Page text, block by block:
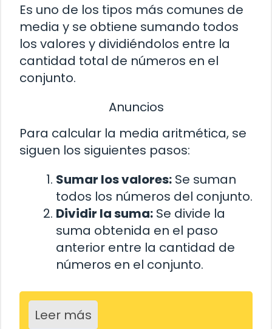
Es uno de los tipos más comunes de
media y se obtiene sumando todos
los valores y dividiéndolos entre la
cantidad total de números en el
conjunto.
Anuncios
Para calcular la media aritmética, se
siguen los siguientes pasos:
Sumar los valores: Se suman
todos los números del conjunto.
Dividir la suma: Se divide la
suma obtenida en el paso
anterior entre la cantidad de
números en el conjunto.
Leer más